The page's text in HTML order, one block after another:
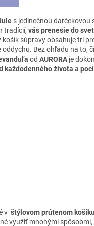
s jedinečnou darčekovou
tradícií, vás prenesie do
košík súpravy obsahuje tri
Bez ohľadu na to,
od AURORA je
každodenného života a
v štýlovom prútenom košíku
využiť mnohými